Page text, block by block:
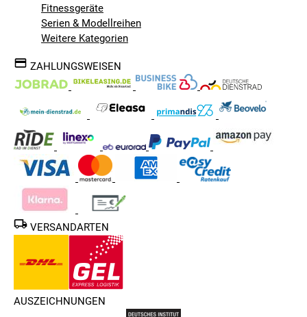
Fitnessgeräte
Serien & Modellreihen
Weitere Kategorien
ZAHLUNGSWEISEN
VERSANDARTEN
AUSZEICHNUNGEN